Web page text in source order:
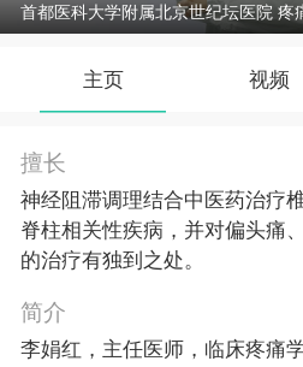
首都医科大学附属北京世纪坛医院 疼
主页 视频
擅长
神经阻滞调理结合中医药治疗
脊柱相关性疾病，并对偏头痛
的治疗有独到之处。
简介
李娟红，主任医师，临床疼痛